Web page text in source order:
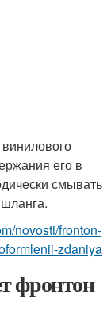
его в
смывать
novosti/fronton-
zdaniya
фронтон